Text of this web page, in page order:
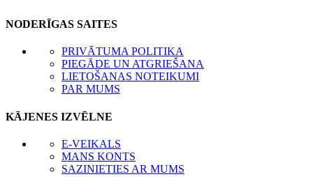
NODERĪGAS SAITES
PRIVĀTUMA POLITIKA
PIEGĀDE UN ATGRIEŠANA
LIETOŠANAS NOTEIKUMI
PAR MUMS
KĀJENES IZVĒLNE
E-VEIKALS
MANS KONTS
SAZINIETIES AR MUMS